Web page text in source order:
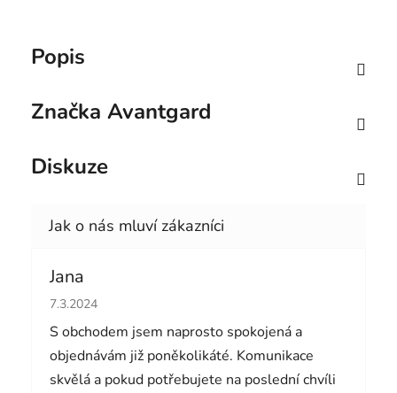
Popis
Značka Avantgard
Diskuze
Jana
Hodnocení obchodu je 5 z 5 hvězdiček.
7.3.2024
S obchodem jsem naprosto spokojená a
objednávám již poněkolikáté. Komunikace
skvělá a pokud potřebujete na poslední chvíli